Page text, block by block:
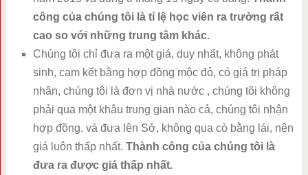
công của chúng tôi là tỉ lệ học viên ra trường rất
cao so với những trung tâm khác.
Chúng tôi chỉ đưa ra một giá, duy nhất, không phát
sinh, cam kết bằng hợp đồng mộc đỏ, có giá trị pháp
nhân, chúng tôi là đơn vị nhà nước , chúng tôi không
phải qua một khâu trung gian nào cả, chúng tôi nhận
hợp đồng, và đưa lên Sở, không qua cò bằng lái, nên
giá luôn thấp nhất. Thành công của chúng tôi là
đưa ra được giá thấp nhất.